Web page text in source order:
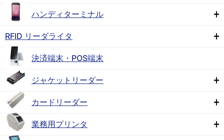
ハンディターミナル
RFID リーダライタ
決済端末・POS端末
ジャケットリーダー
カードリーダー
業務用プリンタ